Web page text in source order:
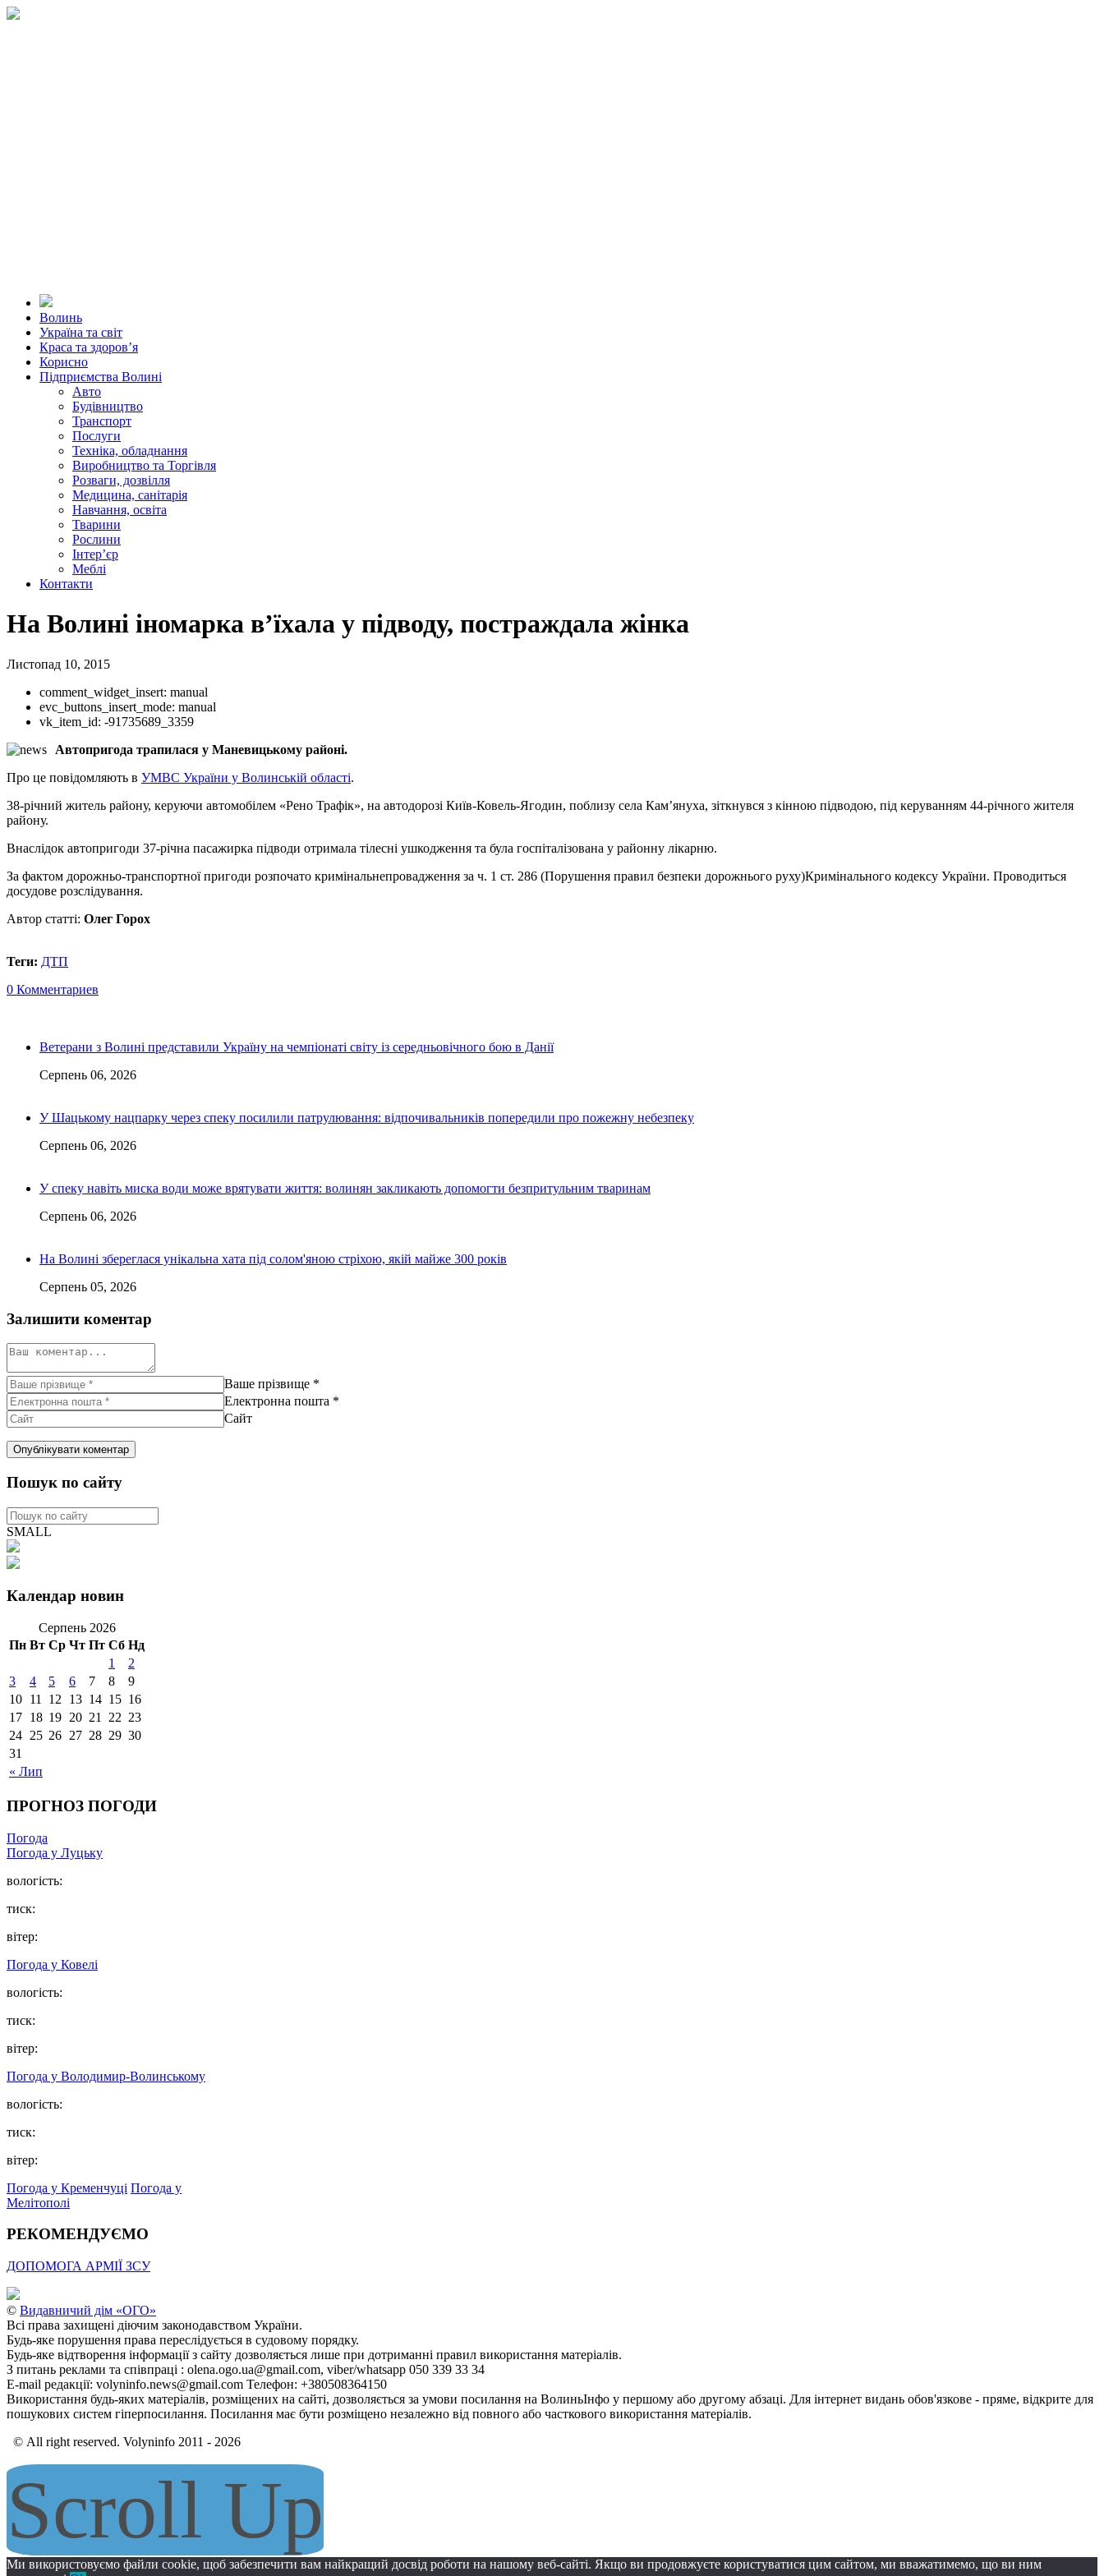
Волинь
Україна та світ
Краса та здоров’я
Корисно
Підприємства Волині
Авто
Будівництво
Транспорт
Послуги
Техніка, обладнання
Виробництво та Торгівля
Розваги, дозвілля
Медицина, санітарія
Навчання, освіта
Тварини
Рослини
Інтер’єр
Меблі
Контакти
На Волині іномарка в’їхала у підводу, постраждала жінка
Листопад 10, 2015
comment_widget_insert: manual
evc_buttons_insert_mode: manual
vk_item_id: -91735689_3359
Автопригода трапилася у Маневицькому районі.
Про це повідомляють в УМВС України у Волинській області.
38-річний житель району, керуючи автомобілем «Рено Трафік», на автодорозі Київ-Ковель-Ягодин, поблизу села Кам’януха, зіткнувся з кінною підводою, під керуванням 44-річного жителя
району.
Внаслідок автопригоди 37-річна пасажирка підводи отримала тілесні ушкодження та була госпіталізована у районну лікарню.
За фактом дорожньо-транспортної пригоди розпочато кримінальнепровадження за ч. 1 ст. 286 (Порушення правил безпеки дорожнього руху)Кримінального кодексу України. Проводиться
досудове розслідування.
Автор статті: Олег Горох
Теги: ДТП
0 Комментариев
Ветерани з Волині представили Україну на чемпіонаті світу із середньовічного бою в Данії
Серпень 06, 2026
У Шацькому нацпарку через спеку посилили патрулювання: відпочивальників попередили про пожежну небезпеку
Серпень 06, 2026
У спеку навіть миска води може врятувати життя: волинян закликають допомогти безпритульним тваринам
Серпень 06, 2026
На Волині збереглася унікальна хата під солом'яною стріхою, якій майже 300 років
Серпень 05, 2026
Залишити коментар
Ваше прізвище *
Електронна пошта *
Сайт
Пошук по сайту
SMALL
Календар новин
Серпень 2026
Пн Вт Ср Чт Пт Сб Нд
« Лип
1
2
3
4 5 6 7 8
9
10 11 12 13 14 15 16
17 18 19 20 21 22 23
24 25 26 27 28 29 30
31
ПРОГНОЗ ПОГОДИ
Погода
Погода у Луцьку
вологість:
тиск:
вітер:
Погода у Ковелі
вологість:
тиск:
вітер:
Погода у Володимир-Волинському
вологість:
тиск:
вітер:
Погода у Кременчуці Погода у
Мелітополі
РЕКОМЕНДУЄМО
ДОПОМОГА АРМІЇ ЗСУ
© Видавничий дім «ОГО»
Всі права захищені діючим законодавством України.
Будь-яке порушення права переслідується в судовому порядку.
Будь-яке відтворення інформації з сайту дозволяється лише при дотриманні правил використання матеріалів.
З питань реклами та співпраці : olena.ogo.ua@gmail.com, viber/whatsapp 050 339 33 34
E-mail редакції: volyninfo.news@gmail.com Телефон: +380508364150
Використання будь-яких матеріалів, розміщених на сайті, дозволяється за умови посилання на ВолиньІнфо у першому або другому абзаці. Для інтернет видань обов'язкове - пряме, відкрите для
пошукових систем гіперпосилання. Посилання має бути розміщено незалежно від повного або часткового використання матеріалів.
© All right reserved. Volyninfo 2011 - 2026
Scroll Up
Ми використовуємо файли cookie, щоб забезпечити вам найкращий досвід роботи на нашому веб-сайті. Якщо ви продовжуєте користуватися цим сайтом, ми вважатимемо, що ви ним